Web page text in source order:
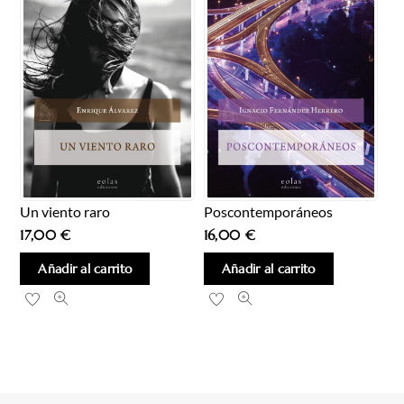
Un viento raro
17,00€
Añadir al carrito
Poscontemporáneos
16,00 €
Añadir al carrito